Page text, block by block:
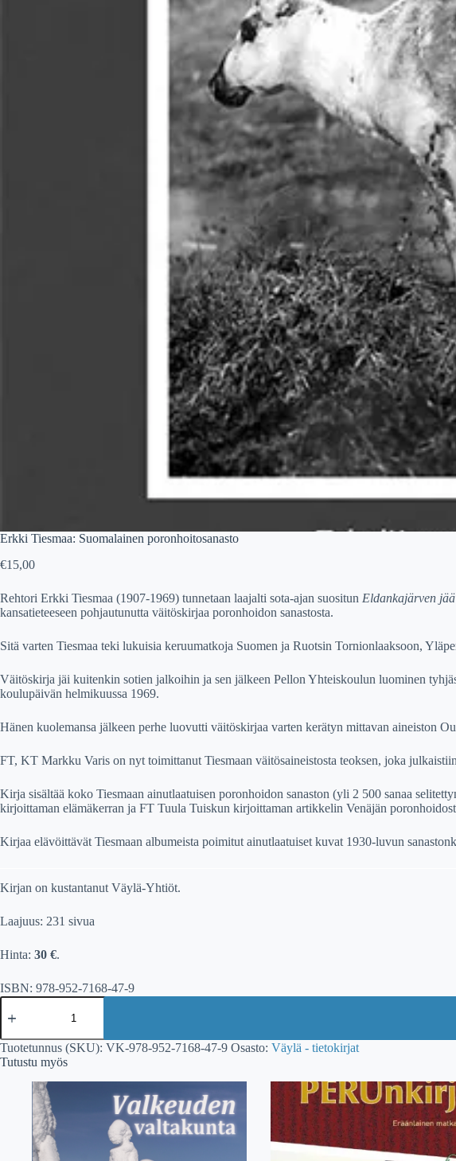
Erkki Tiesmaa: Suomalainen poronhoitosanasto
€15,00
Rehtori Erkki Tiesmaa (1907-1969) tunnetaan laajalti sota-ajan suositun Eldankajärven jää
kansatieteeseen pohjautunutta väitöskirjaa poronhoidon sanastosta.
Sitä varten Tiesmaa teki lukuisia keruumatkoja Suomen ja Ruotsin Tornionlaaksoon, Ylä
Väitöskirja jäi kuitenkin sotien jalkoihin ja sen jälkeen Pellon Yhteiskoulun luominen tyhjä
koulupäivän helmikuussa 1969.
Hänen kuolemansa jälkeen perhe luovutti väitöskirjaa varten kerätyn mittavan aineiston
FT, KT Markku Varis on nyt toimittanut Tiesmaan väitösaineistosta teoksen, joka
Kirja sisältää koko Tiesmaan ainutlaatuisen poronhoidon sanaston (yli 2 500 sanaa
kirjoittaman elämäkerran ja FT Tuula Tuiskun kirjoittaman artikkelin Venäjän
Kirjaa elävöittävät Tiesmaan albumeista poimitut ainutlaatuiset kuvat 1930-luvun
Kirjan on kustantanut Väylä-Yhtiöt.
Laajuus: 231 sivua
Hinta: 30 €.
ISBN: 978-952-7168-47-9
Erkki
Tiesmaa:
poronhoitosanasto
määrä
Tuotetunnus (SKU): VK-978-952-7168-47-9 Osasto: Väylä - tietokirjat
Tutustu myös